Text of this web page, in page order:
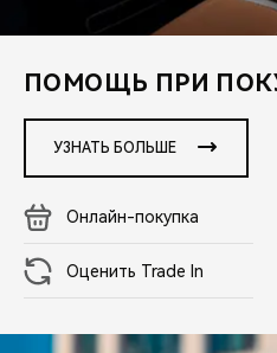
НАШИ МЕРОПРИЯТИЯ
ПОМОЩЬ ПРИ
УЗНАТЬ БОЛЬШЕ
Онлайн-покупка
Оценить Trade In